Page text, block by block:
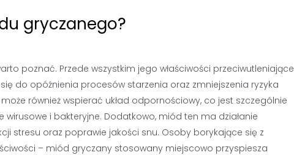
gryczanego?
poznać. Przede wszystkim jego właściwości przeciwutleniające
do opóźnienia procesów starzenia oraz zmniejszenia ryzyka
również wspierać układ odpornościowy, co jest szczególnie
i bakteryjne. Dodatkowo, miód ten ma działanie
stresu oraz poprawie jakości snu. Osoby borykające się z
– miód gryczany stosowany miejscowo przyspiesza